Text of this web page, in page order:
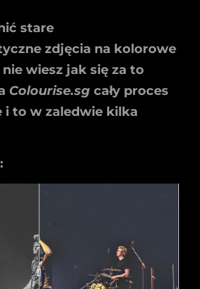
stare
zdjęcia na kolorowe
wiesz jak się za to
Colourise.sg cały proces
i to w zaledwie kilka